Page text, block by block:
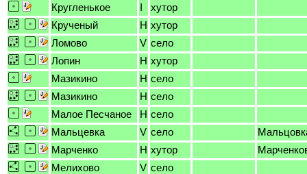
Кругленькое
I
хутор
Крученый
H хутор
Ломово
V село
Лопин
H хутор
Мазикино
H село
Мазикино
H село
Малое Песчаное
H село
Мальцевка
V село
Марченко
H хутор
Мелихово
V село